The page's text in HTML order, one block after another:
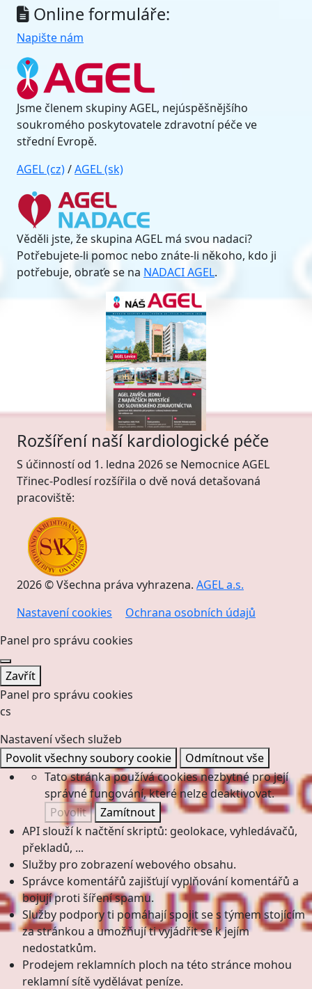
Online formuláře:
Napište nám
Jsme členem skupiny AGEL, nejúspěšnějšího
soukromého poskytovatele zdravotní péče ve
střední Evropě.
AGEL (cz)/AGEL (sk)
Věděli jste, že skupina AGEL má svou nadaci?
Potřebujete-li pomoc nebo znáte-li někoho, kdo ji
potřebuje, obraťe se na NADACI AGEL.
Rozšíření naší kardiologické péče
S účinností od 1. ledna 2026 se Nemocnice AGEL
Třinec-Podlesí rozšířila o dvě nová detašovaná
pracoviště:
2026 © Všechna práva vyhrazena. AGEL a.s.
Nastavení cookies
Ochrana osobních údajů
Panel pro správu cookies
Zavřít
Panel pro správu cookies
cs
Nastavení všech služeb
Povolit všechny soubory cookie
Odmítnout vše
Tato stránka používá cookies nezbytné pro její
správné fungování, které nelze deaktivovat.
Povolit
Zamítnout
API slouží k načtění skriptů: geolokace, vyhledávačů,
překladů, ...
Služby pro zobrazení webového obsahu.
Správce komentářů zajišťují vyplňování komentářů a
bojují proti šíření spamu.
Služby podpory ti pomáhají spojit se s týmem stojícím
za stránkou a umožňují ti vyjádřit se k jejím
nedostatkům.
Prodejem reklamních ploch na této stránce mohou
reklamní sítě vydělávat peníze.